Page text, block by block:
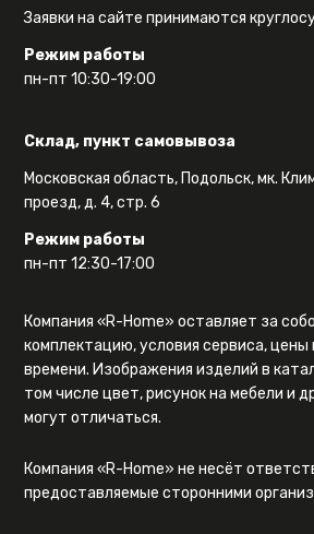
Заявки на сайте принимаются
Режим работы
пн-пт 10:30-19:00
Склад, пункт самовывоза
Московская область, Подольск, мк.
проезд, д. 4, стр. 6
Режим работы
пн-пт 12:30-17:00
Компания «R-Home» оставляет за
комплектацию, условия сервиса, цены
времени. Изображения изделий в
том числе цвет, рисунок на мебели и
могут отличаться.
Компания «R-Home» не несёт
предоставляемые сторонними